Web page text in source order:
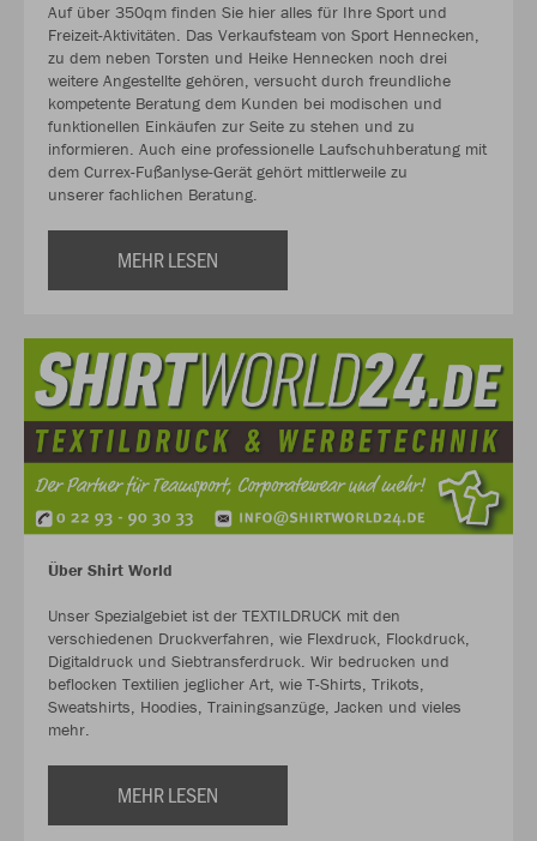
Auf über 350qm finden Sie hier alles für Ihre Sport und
Freizeit-Aktivitäten. Das Verkaufsteam von Sport Hennecken,
zu dem neben Torsten und Heike Hennecken noch drei
weitere Angestellte gehören, versucht durch freundliche
kompetente Beratung dem Kunden bei modischen und
funktionellen Einkäufen zur Seite zu stehen und zu
informieren. Auch eine professionelle Laufschuhberatung mit
dem Currex-Fußanlyse-Gerät gehört mittlerweile zu
unserer fachlichen Beratung.
MEHR LESEN
Über Shirt World
Unser Spezialgebiet ist der TEXTILDRUCK mit den
verschiedenen Druckverfahren, wie Flexdruck, Flockdruck,
Digitaldruck und Siebtransferdruck. Wir bedrucken und
beflocken Textilien jeglicher Art, wie T-Shirts, Trikots,
Sweatshirts, Hoodies, Trainingsanzüge, Jacken und vieles
mehr.
MEHR LESEN